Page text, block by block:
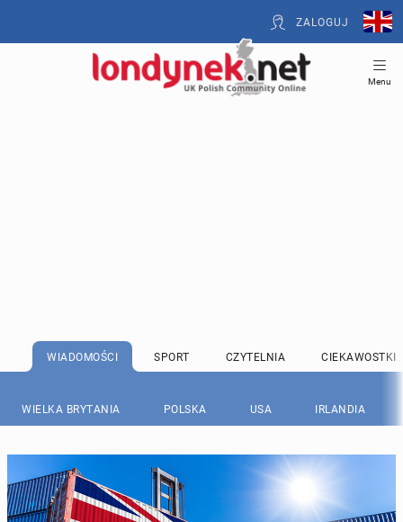
ZALOGUJ
Menu
WIADOMOŚCI SPORT CZYTELNIA CIEKAWOSTKI
WIELKA BRYTANIA POLSKA USA IRLANDIA